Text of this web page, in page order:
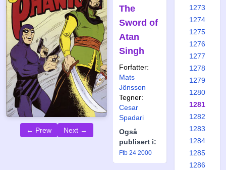
← Prew Next →
The
Sword of
Atan
Singh
Forfatter:
Mats
Jönsson
Tegner:
Cesar
Spadari
Også
publisert i:
Ftb 24 2000
1273
1274
1275
1276
1277
1278
1279
1280
1281
1282
1283
1284
1285
1286